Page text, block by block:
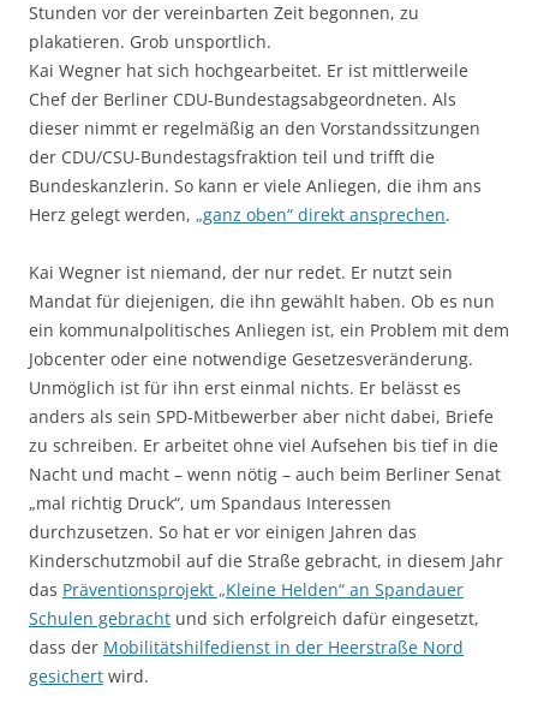
Stunden vor der vereinbarten Zeit begonnen, zu
plakatieren. Grob unsportlich.
Kai Wegner hat sich hochgearbeitet. Er ist mittlerweile
Chef der Berliner CDU-Bundestagsabgeordneten. Als
dieser nimmt er regelmäßig an den Vorstandssitzungen
der CDU/CSU-Bundestagsfraktion teil und trifft die
Bundeskanzlerin. So kann er viele Anliegen, die ihm ans
Herz gelegt werden, „ganz oben“ direkt ansprechen.
Kai Wegner ist niemand, der nur redet. Er nutzt sein
Mandat für diejenigen, die ihn gewählt haben. Ob es nun
ein kommunalpolitisches Anliegen ist, ein Problem mit dem
Jobcenter oder eine notwendige Gesetzesveränderung.
Unmöglich ist für ihn erst einmal nichts. Er belässt es
anders als sein SPD-Mitbewerber aber nicht dabei, Briefe
zu schreiben. Er arbeitet ohne viel Aufsehen bis tief in die
Nacht und macht – wenn nötig – auch beim Berliner Senat
„mal richtig Druck“, um Spandaus Interessen
durchzusetzen. So hat er vor einigen Jahren das
Kinderschutzmobil auf die Straße gebracht, in diesem Jahr
das Präventionsprojekt „Kleine Helden“ an Spandauer
Schulen gebracht und sich erfolgreich dafür eingesetzt,
dass der Mobilitätshilfedienst in der Heerstraße Nord
gesichert wird.